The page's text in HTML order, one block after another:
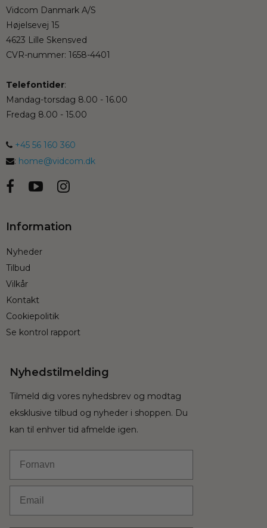
Vidcom Danmark A/S
Højelsevej 15
4623 Lille Skensved
CVR-nummer: 1658-4401
Telefontider:
Mandag-torsdag 8.00 - 16.00
Fredag 8.00 - 15.00
+45 56 160 360
: home@vidcom.dk
Information
Nyheder
Tilbud
Vilkår
Kontakt
Cookiepolitik
Se kontrol rapport
Nyhedstilmelding
Tilmeld dig vores nyhedsbrev og modtag
eksklusive tilbud og nyheder i shoppen. Du
kan til enhver tid afmelde igen.